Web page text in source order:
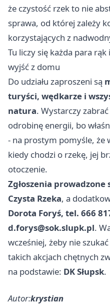
że czystość rzek to nie
sprawa, od której zależy
korzystających z
Tu liczy się każda para
wyjść z domu
Do udziału zaproszeni są
turyści, wędkarze i
natura. Wystarczy
odrobinę energii, bo
- na prostym pomyśle, że
kiedy chodzi o rzekę, jej
otoczenie.
Zgłoszenia
Czysta Rzeka, a
Dorota Foryś, tel. 666
d.forys@sok.slupk.pl.
wcześniej, żeby nie
takich akcjach chętnych
na podstawie: DK Słupsk.
Autor:krystian